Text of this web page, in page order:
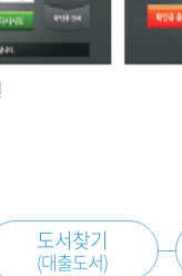
도서찾기
(대출도서)